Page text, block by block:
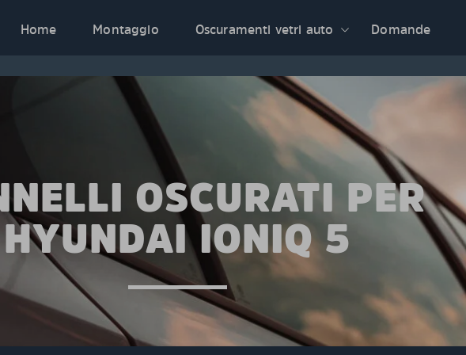
Home
Montaggio Oscuramenti vetri auto Domande
OSCURATI PER
HYUNDAI IONIQ 5